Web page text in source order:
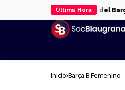
Última Hora
con pie y medio fuera del Barça
Inicio Barça B Femenino